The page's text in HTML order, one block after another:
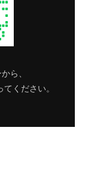
ら、
ください。